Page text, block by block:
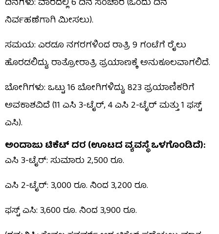
ದಿನಗಳು: ವಾರದಲ್ಲಿ 6 ದಿನ ಸಂಚಾರ (ಒಂದು ದಿನ
ನಿರ್ವಹಣೆಗಾಗಿ ಮೀಸಲು).
ಸಮಯ: ಎರಡೂ ನಗರಗಳಿಂದ ರಾತ್ರಿ 9 ಗಂಟೆಗೆ ರೈಲು
ಹೊರಡಲಿದ್ದು, ರಾತ್ರೋರಾತ್ರಿ ಪ್ರಯಾಣಕ್ಕೆ ಅನುಕೂಲವಾಗಲಿದೆ.
ಬೋಗಿಗಳು: ಒಟ್ಟು 16 ಬೋಗಿಗಳಿದ್ದು, 823 ಪ್ರಯಾಣಿಕರಿಗೆ
ಅವಕಾಶವಿದೆ (11 ಎಸಿ 3-ಟೈರ್, 4 ಎಸಿ 2-ಟೈರ್ ಮತ್ತು 1 ಫಸ್ಟ್
ಎಸಿ).
ಅಂದಾಜು ಟಿಕೆಟ್ ದರ (ಊಟದ ವ್ಯವಸ್ಥೆ ಒಳಗೊಂಡಿದೆ):
ಎಸಿ 3-ಟೈರ್: ಸುಮಾರು 2,500 ರೂ.
ಎಸಿ 2-ಟೈರ್: 3,000 ರೂ. ನಿಂದ 3,200 ರೂ.
ಫಸ್ಟ್ ಎಸಿ: 3,600 ರೂ. ನಿಂದ 3,900 ರೂ.